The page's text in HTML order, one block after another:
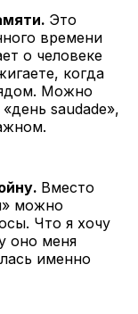
Это
времени
о человеке
когда
Можно
saudade»,
Вместо
можно
Что я хочу
оно меня
именно